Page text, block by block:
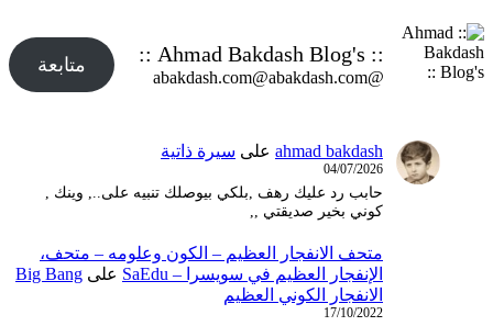
:: Ahmad Bakdash Blog's ::
@abakdash.com@abakdash.com
متابعة
ahmad bakdash على سيرة ذاتية
04/07/2026
حابب رد عليك رهف ,بلكي بيوصلك تنبيه على.., وينك ,
كوني بخير صديقتي ,,
متحف الانفجار العظيم – ‫الكون وعلومه – متحف،
الإنفجار العظيم في سويسرا – SaEdu
على Big Bang
الانفجار الكوني العظيم
17/10/2022